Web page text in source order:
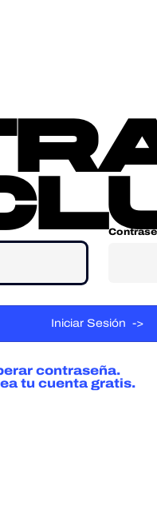
contraseña.
tu cuenta gratis.